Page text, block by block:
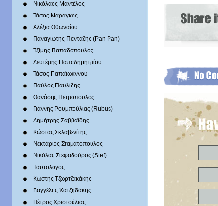
Νικόλαος Μαντέλος
Τάσος Μαραγκός
Αλέξια Οθωναίου
Παναγιώτης Πανταζής (Pan Pan)
Τζίμης Παπαδόπουλος
Λευτέρης Παπαδημητρίου
Τάσος Παπαϊωάννου
Παύλος Παυλίδης
Θανάσης Πετρόπουλος
Γιάννης Ρουμπούλιας (Rubus)
Δημήτρης Σαββαΐδης
Κώστας Σκλαβενίτης
Νεκτάριος Σταματόπουλος
Νικόλας Στεφαδούρος (Stef)
Tαυτολόγος
Κωστής Τζωρτζακάκης
Βαγγέλης Χατζηδάκης
Πέτρος Χριστούλιας